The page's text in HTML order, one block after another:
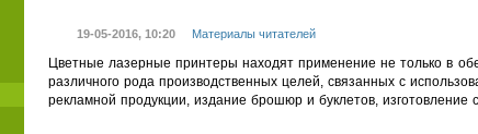
19-05-2016, 10:20 Материалы читателей
Цветные лазерные принтеры находят применение не только в
различного рода производственных целей, связанных с
рекламной продукции, издание брошюр и буклетов, изготовление